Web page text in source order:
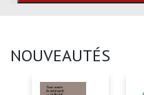
NOUVEAUTÉS